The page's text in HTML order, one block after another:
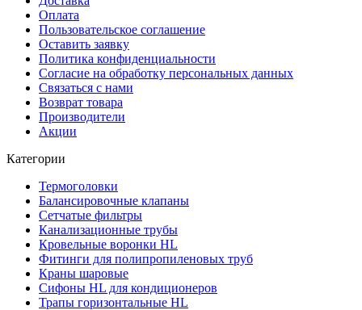
Оплата
Пользовательское соглашение
Оставить заявку
Политика конфиденциальности
Согласие на обработку персональных данных
Связаться с нами
Возврат товара
Производители
Акции
Категории
Термоголовки
Балансировочные клапаны
Сетчатые фильтры
Канализационные трубы
Кровельные воронки HL
Фитинги для полипропиленовых труб
Краны шаровые
Сифоны HL для кондиционеров
Трапы горизонтальные HL